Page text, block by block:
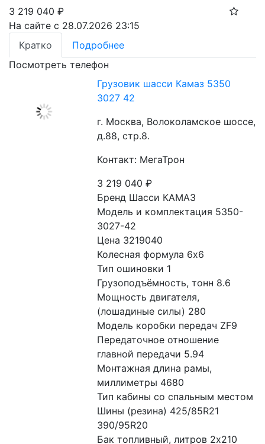
3 219 040 ₽
На сайте с 28.07.2026 23:15
Кратко
Подробнее
Посмотреть телефон
Грузовик шасси Камаз 5350
3027 42
г. Москва, Волоколамское шоссе,
д.88, стр.8.
Контакт: МегаТрон
3 219 040₽
Бренд Шасси КАМАЗ
Модель и комплектация 5350-
3027-42
Цена 3219040
Колесная формула 6x6
Тип ошиновки 1
Грузоподъёмность, тонн 8.6
Мощность двигателя,
(лошадиные силы) 280
Модель коробки передач ZF9
Передаточное отношение
главной передачи 5.94
Монтажная длина рамы,
миллиметры 4680
Тип кабины со спальным местом
Шины (резина) 425/85R21
390/95R20
Бак топливный, литров 2х210